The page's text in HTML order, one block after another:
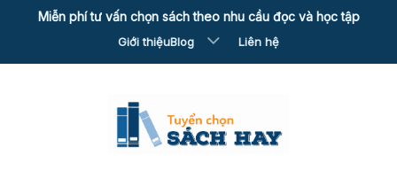
Miễn phí tư vấn chọn sách theo nhu cầu đọc và học tập
Giới thiệuBlog Liên hệ